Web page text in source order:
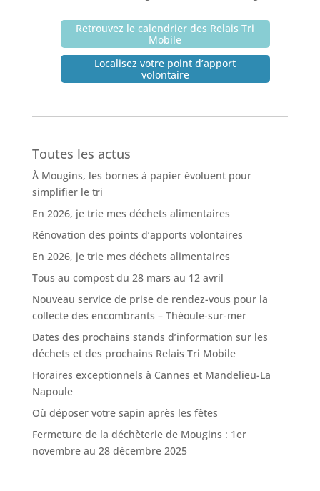
Retrouvez le calendrier des Relais Tri
Mobile
Localisez votre point d’apport
volontaire
Toutes les actus
À Mougins, les bornes à papier évoluent pour
simplifier le tri
En 2026, je trie mes déchets alimentaires
Rénovation des points d’apports volontaires
En 2026, je trie mes déchets alimentaires
Tous au compost du 28 mars au 12 avril
Nouveau service de prise de rendez-vous pour la
collecte des encombrants – Théoule-sur-mer
Dates des prochains stands d’information sur les
déchets et des prochains Relais Tri Mobile
Horaires exceptionnels à Cannes et Mandelieu-La
Napoule
Où déposer votre sapin après les fêtes
Fermeture de la déchèterie de Mougins : 1er
novembre au 28 décembre 2025